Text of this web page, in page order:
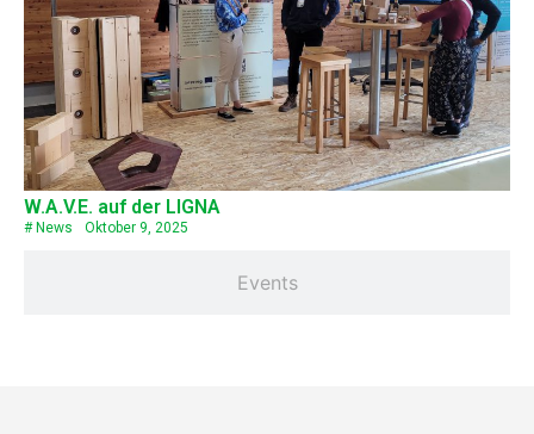
Events
W.A.V.E. auf der LIGNA
# News Oktober 9, 2025